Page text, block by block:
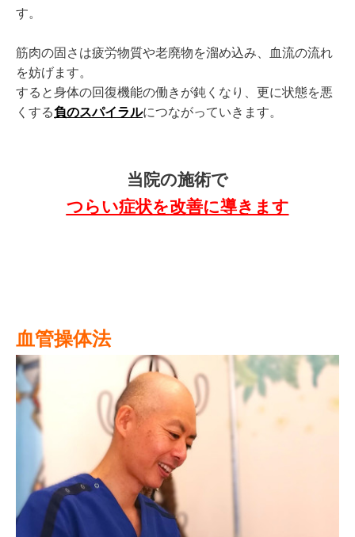
す。
筋肉の固さは疲労物質や老廃物を溜め込み、血流の流れ
を妨げます。
すると身体の回復機能の働きが鈍くなり、
更に状態を悪
くする負のスパイラルにつながっていきます。
当院の施術で
つらい症状を改善に導きます
血管操体法